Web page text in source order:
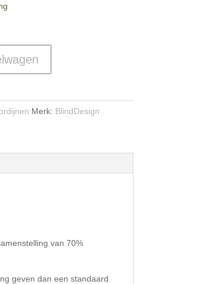
Merk: BlindDesign
van 70%
geven dan een standaard